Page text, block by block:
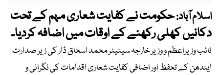
اسلام آباد:حکومت نے کفایت شعاری مہم کے تحت
دکانیں کھلی رکھنے کے اوقات میں اضافہ کردیا۔
نائب وزیراعظم و وزیر خارجہ سینیٹر محمد اسحاق ڈار کی زیر صدارت
ایندھن کے تحفظ اور اضافی کفایت شعاری اقدامات کی نگرانی و